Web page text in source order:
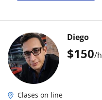
$150/h
Diego
Clases on line